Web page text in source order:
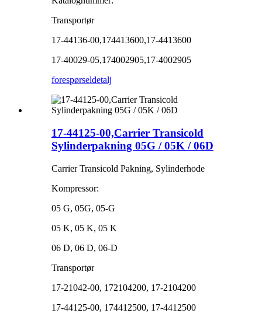
Transportør
17-44136-00,174413600,17-4413600
17-40029-05,174002905,17-4002905
forespørseldetalj
17-44125-00,Carrier Transicold
Sylinderpakning 05G / 05K / 06D
Carrier Transicold Pakning, Sylinderhode
Kompressor:
05 G, 05G, 05-G
05 K, 05 K, 05 K
06 D, 06 D, 06-D
Transportør
17-21042-00, 172104200, 17-2104200
17-44125-00, 174412500, 17-4412500